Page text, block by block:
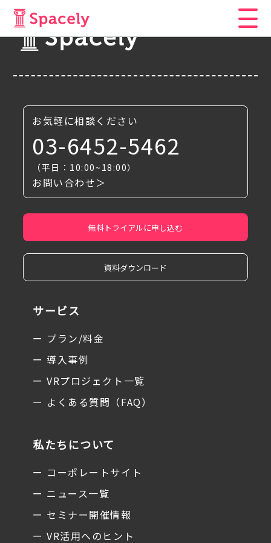
お気軽に相談ください
03-6452-5462
（平日：10:00~18:00）
お問い合わせ＞
無料トライアルに申し込む
資料ダウンロード
サービス
ー プラン/料金
ー 導入事例
ー VRプロジェクト一覧
ー よくある質問（FAQ）
私たちについて
ー コーポレートサイト
ー ニュース一覧
ー セミナー開催情報
ー VR活用へのヒント